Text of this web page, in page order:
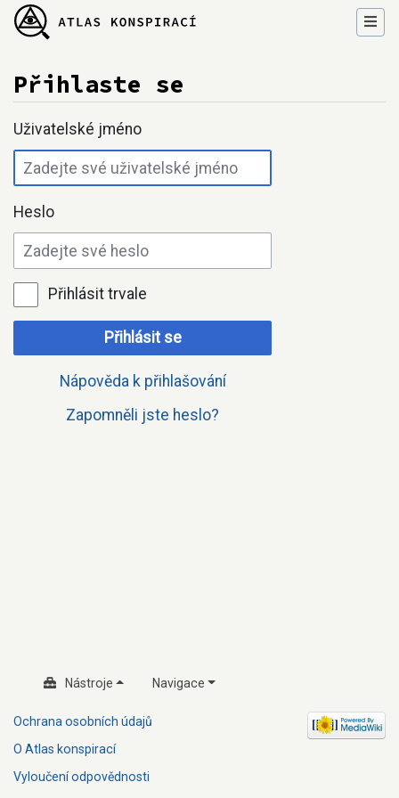
Přihlaste se
Přejít na:navigace,
Uživatelské jméno
Heslo
Přihlásit trvale
Přihlásit se
Nápověda k přihlašování
Zapomněli jste heslo?
Nástroje Navigace
Ochrana osobních údajů
O Atlas konspirací
Vyloučení odpovědnosti